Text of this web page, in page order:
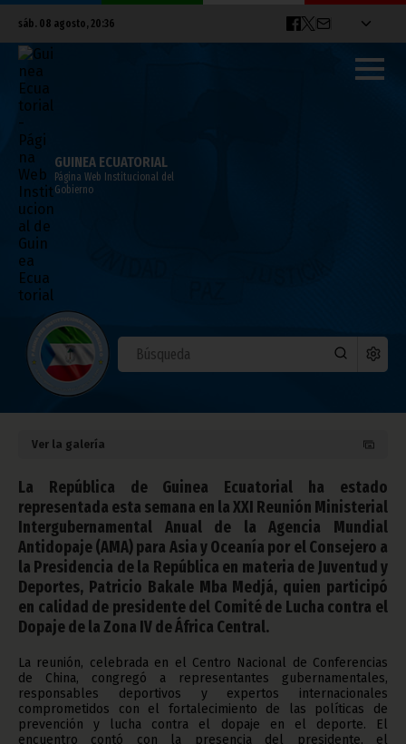
sáb. 08 agosto, 20:36
GUINEA ECUATORIAL
Página Web Institucional del
Gobierno
Una delegación ecuatoguineana participa
en los debates sobre el futuro de la
lucha contra el dopaje en el deporte
junio 05, 2026
Gobierno
Ver la galería
La República de Guinea Ecuatorial ha estado
representada esta semana en la XXI Reunión Ministerial
Intergubernamental Anual de la Agencia Mundial
Antidopaje (AMA) para Asia y Oceanía por el Consejero a
la Presidencia de la República en materia de Juventud y
Deportes, Patricio Bakale Mba Medjá, quien participó
en calidad de presidente del Comité de Lucha contra el
Dopaje de la Zona IV de África Central.
La reunión, celebrada en el Centro Nacional de Conferencias
de China, congregó a representantes gubernamentales,
responsables deportivos y expertos internacionales
comprometidos con el fortalecimiento de las políticas de
prevención y lucha contra el dopaje en el deporte. El
encuentro contó con la presencia del presidente, el